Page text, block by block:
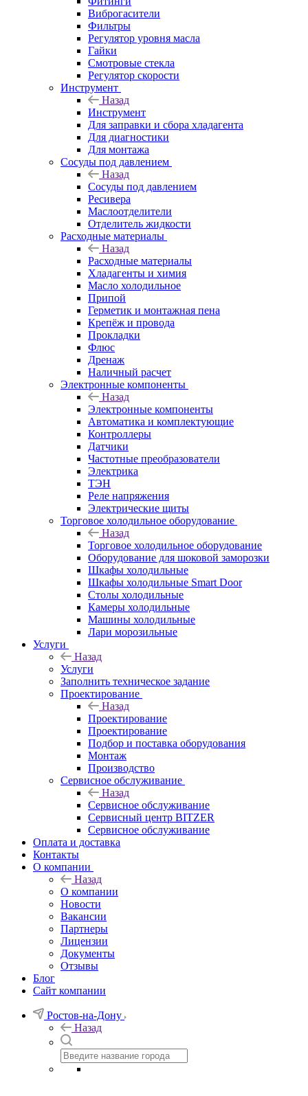
Виброгасители
Фильтры
Регулятор уровня масла
Гайки
Смотровые стекла
Регулятор скорости
Инструмент
Назад
Инструмент
Для заправки и сбора хладагента
Для диагностики
Для монтажа
Сосуды под давлением
Назад
Сосуды под давлением
Ресивера
Маслоотделители
Отделитель жидкости
Расходные материалы
Назад
Расходные материалы
Хладагенты и химия
Масло холодильное
Припой
Герметик и монтажная пена
Крепёж и провода
Прокладки
Флюс
Дренаж
Наличный расчет
Электронные компоненты
Назад
Электронные компоненты
Автоматика и комплектующие
Контроллеры
Датчики
Частотные преобразователи
Электрика
ТЭН
Реле напряжения
Электрические щиты
Торговое холодильное оборудование
Назад
Торговое холодильное оборудование
Оборудование для шоковой заморозки
Шкафы холодильные
Шкафы холодильные Smart Door
Столы холодильные
Камеры холодильные
Машины холодильные
Лари морозильные
Услуги
Назад
Услуги
Заполнить техническое задание
Проектирование
Назад
Проектирование
Проектирование
Подбор и поставка оборудования
Монтаж
Производство
Сервисное обслуживание
Назад
Сервисное обслуживание
Сервисный центр BITZER
Сервисное обслуживание
Оплата и доставка
Контакты
О компании
Назад
О компании
Новости
Вакансии
Партнеры
Лицензии
Документы
Отзывы
Блог
Сайт компании
Ростов-на-Дону
Назад